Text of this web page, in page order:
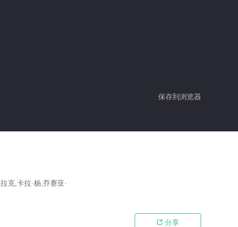
保存到浏览器
克,卡拉·杨,乔赛亚·
 分享